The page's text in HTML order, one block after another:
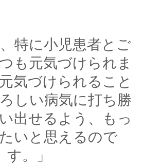
、特に小児患者とご
も元気づけられま
気づけられること
しい病気に打ち勝
出せるよう、もっ
いと思えるので
す。」